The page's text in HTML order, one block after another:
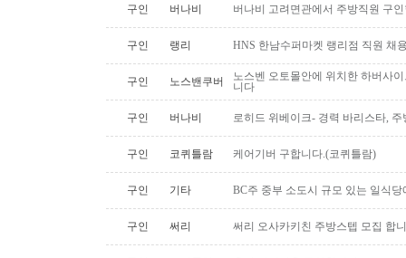
구인 버나비 버나비 고려면관에서 주방직원 구
구인 랭리 HNS 한남수퍼마켓 랭리점 직원 채
구인 노스밴쿠버
노스벤 오토몰안에 위치한 하버사
니다
구인 버나비 로히드 위베이크- 경력 바리스타, 주
구인 코퀴틀람 케어기버 구합니다.(코퀴틀람)
구인 기타 BC주 중부 소도시 규모 있는 일식
구인 써리 써리 오사카키친 주방스텝 모집 합